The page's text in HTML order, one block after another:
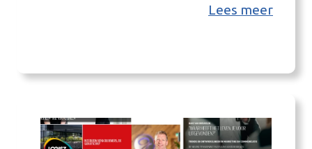
van de vier regio’s mee in de prestigieuze Eo
ons verhaal eruit? Drie geselecteerde teams
Lees meer